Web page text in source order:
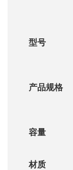
型号
产品规格
容量
材质